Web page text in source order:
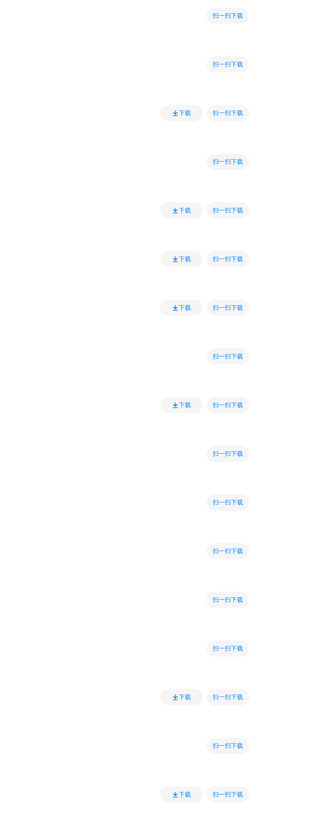
扫一扫下载
扫一扫下载
下载 扫一扫下载
扫一扫下载
下载 扫一扫下载
下载 扫一扫下载
下载 扫一扫下载
扫一扫下载
下载 扫一扫下载
扫一扫下载
扫一扫下载
扫一扫下载
扫一扫下载
扫一扫下载
下载 扫一扫下载
扫一扫下载
下载 扫一扫下载